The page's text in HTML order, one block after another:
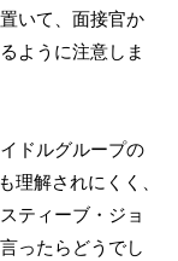
いて、面接官か
ように注意しま
ドルグループの
解されにくく、
ティーブ・ジョ
ったらどうでし